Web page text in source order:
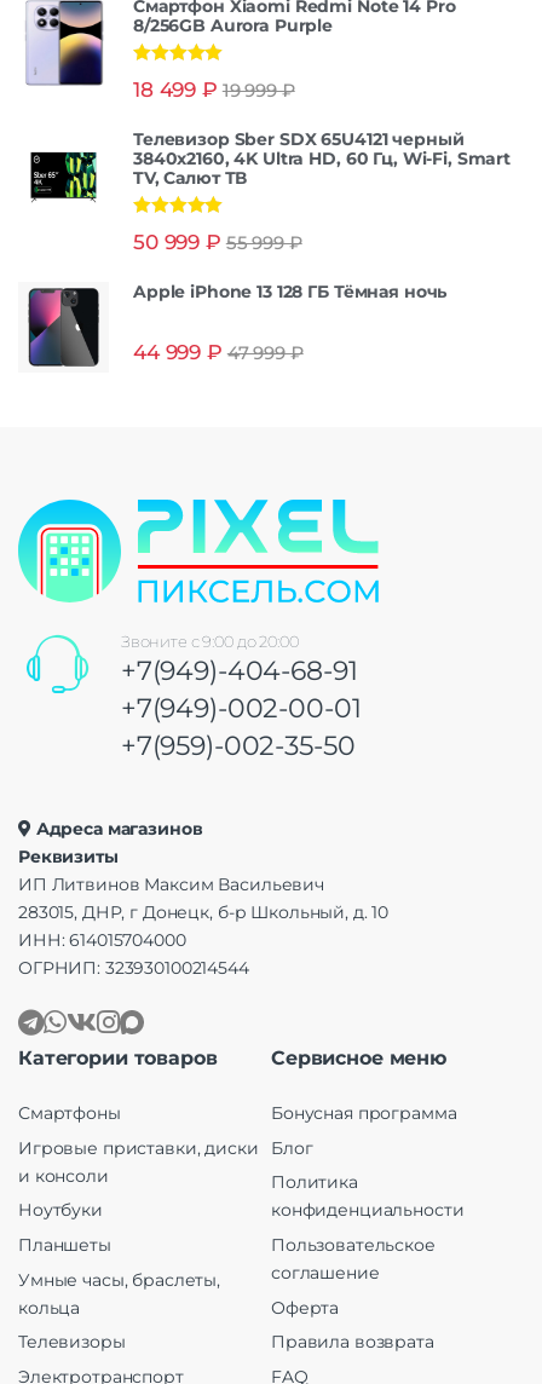
Смартфон Xiaomi Redmi Note 14 Pro
8/256GB Aurora Purple
из 5
18 499 ₽ 19 999₽
Телевизор Sber SDX 65U4121 черный
3840x2160, 4K Ultra HD, 60 Гц, Wi-Fi, Smart
TV, Салют ТВ
из 5
50 999 ₽ 55 999₽
Apple iPhone 13 128 ГБ Тёмная ночь
44 999 ₽ 47 999₽
Звоните с 9:00 до 20:00
+7(949)-404-68-91
+7(949)-002-00-01
+7(959)-002-35-50
Адреса магазинов
Реквизиты
ИП Литвинов Максим Васильевич
283015, ДНР, г Донецк, б-р Школьный, д. 10
ИНН: 614015704000
ОГРНИП: 323930100214544
Категории товаров
Смартфоны
Игровые приставки, диски
и консоли
Ноутбуки
Планшеты
Умные часы, браслеты,
кольца
Телевизоры
Электротранспорт
Сервисное меню
Бонусная программа
Блог
Политика
конфиденциальности
Пользовательское
соглашение
Оферта
Правила возврата
FAQ